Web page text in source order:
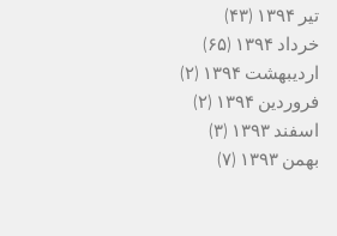
تیر ۱۳۹۴
(۴۳)
خرداد ۱۳۹۴
(۶۵)
اردیبهشت ۱۳۹۴
(۲)
فروردین ۱۳۹۴
(۲)
اسفند ۱۳۹۳
(۳)
بهمن ۱۳۹۳
(۷)